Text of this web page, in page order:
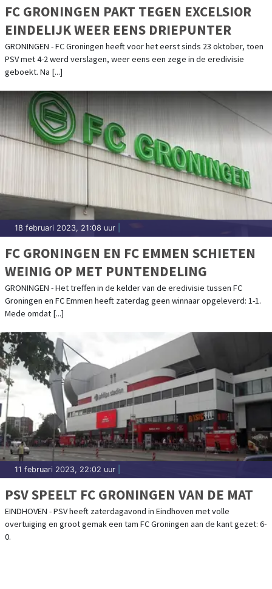
FC GRONINGEN PAKT TEGEN EXCELSIOR
EINDELIJK WEER EENS DRIEPUNTER
GRONINGEN - FC Groningen heeft voor het eerst sinds 23 oktober, toen
PSV met 4-2 werd verslagen, weer eens een zege in de eredivisie
geboekt. Na [...]
18 februari 2023, 21:08 uur
FC GRONINGEN EN FC EMMEN SCHIETEN
WEINIG OP MET PUNTENDELING
GRONINGEN - Het treffen in de kelder van de eredivisie tussen FC
Groningen en FC Emmen heeft zaterdag geen winnaar opgeleverd: 1-1.
Mede omdat [...]
11 februari 2023, 22:02 uur
PSV SPEELT FC GRONINGEN VAN DE MAT
EINDHOVEN - PSV heeft zaterdagavond in Eindhoven met volle
overtuiging en groot gemak een tam FC Groningen aan de kant gezet: 6-
0.